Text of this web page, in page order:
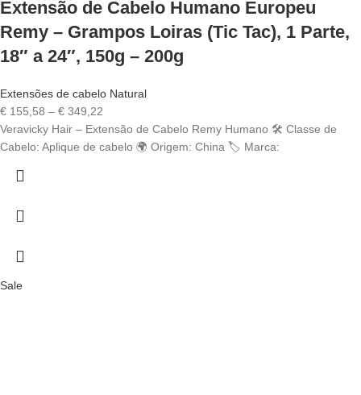
Extensão de Cabelo Humano Europeu
Remy – Grampos Loiras (Tic Tac), 1 Parte,
18″ a 24″, 150g – 200g
Extensões de cabelo Natural
€ 155,58 – € 349,22
range:
€ 155,58
Veravicky Hair – Extensão de Cabelo Remy Humano 🛠️ Classe de
Cabelo: Aplique de cabelo 🌍 Origem: China 🏷️ Marca:
Sale